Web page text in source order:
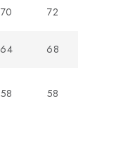
70 72
64 68
58 58